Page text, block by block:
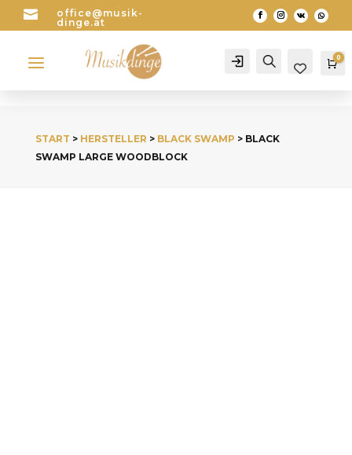

office@musik-
dinge.at
a Account Search 0
START > HERSTELLER > BLACK SWAMP > BLACK
SWAMP LARGE WOODBLOCK